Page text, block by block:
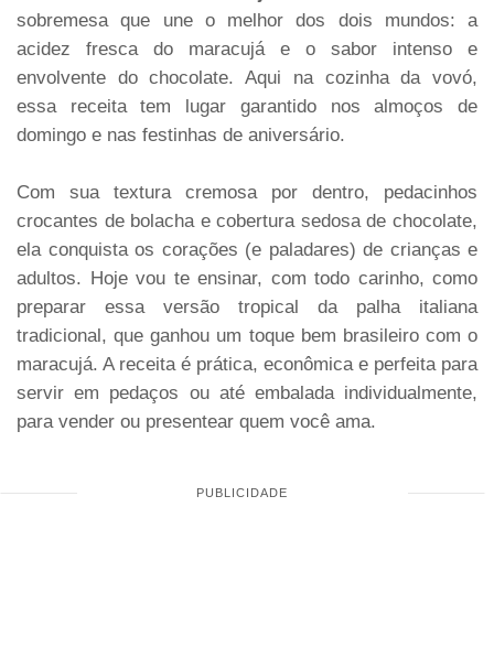
sobremesa que une o melhor dos dois mundos: a
acidez fresca do maracujá e o sabor intenso e
envolvente do chocolate. Aqui na cozinha da vovó,
essa receita tem lugar garantido nos almoços de
domingo e nas festinhas de aniversário.
Com sua textura cremosa por dentro, pedacinhos
crocantes de bolacha e cobertura sedosa de chocolate,
ela conquista os corações (e paladares) de crianças e
adultos. Hoje vou te ensinar, com todo carinho, como
preparar essa versão tropical da palha italiana
tradicional, que ganhou um toque bem brasileiro com o
maracujá. A receita é prática, econômica e perfeita para
servir em pedaços ou até embalada individualmente,
para vender ou presentear quem você ama.